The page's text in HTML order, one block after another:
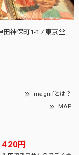
田神保町1-17 東京堂
magnifとは？
MAP
420円